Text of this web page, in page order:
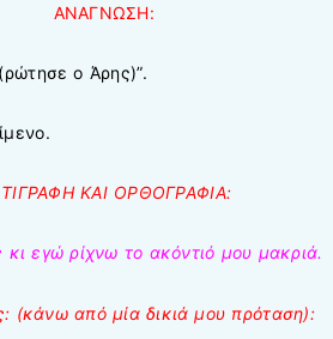
ΑΝΑΓΝΩΣΗ:
ο Άρης)”.
ΤΙΓΡΑΦΗ ΚΑΙ ΟΡΘΟΓΡΑΦΙΑ:
κι εγώ ρίχνω το ακόντιό μου μακριά.
(κάνω από μία δικιά μου πρόταση):